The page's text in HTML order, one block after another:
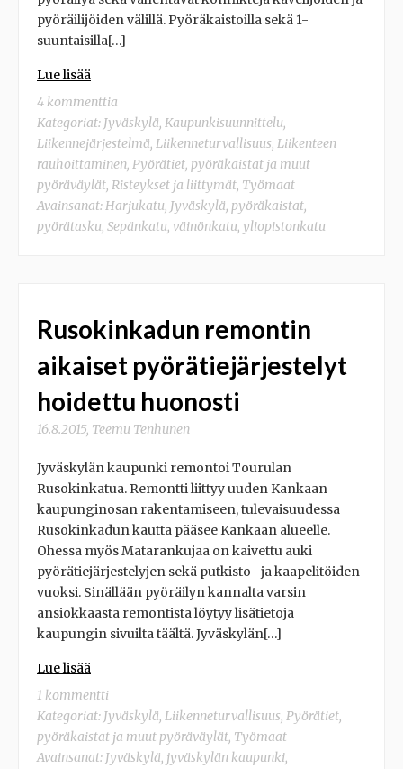
pyöräilijöiden välillä. Pyöräkaistoilla sekä 1-
suuntaisilla[…]
Lue lisää
4 kommenttia
Kategoriat: Jyväskylä, Kaupunkisuunnittelu,
Liikennejärjestelmä, Liikenneturvallisuus, Liikenteen
rauhoittaminen, Pyörätiet, pyöräkaistat ja muut
pyöräväylät, Risteykset ja liittymät, Työmaat
Avainsanat:Harjukatu, Jyväskylä, pyöräkaistat,
pyörätasku, Sepänkatu, väinönkatu, yliopistonkatu
Rusokinkadun remontin
aikaiset pyörätiejärjestelyt
hoidettu huonosti
16.8.2015, Teemu Tenhunen
Jyväskylän kaupunki remontoi Tourulan
Rusokinkatua. Remontti liittyy uuden Kankaan
kaupunginosan rakentamiseen, tulevaisuudessa
Rusokinkadun kautta pääsee Kankaan alueelle.
Ohessa myös Matarankujaa on kaivettu auki
pyörätiejärjestelyjen sekä putkisto- ja kaapelitöiden
vuoksi. Sinällään pyöräilyn kannalta varsin
ansiokkaasta remontista löytyy lisätietoja
kaupungin sivuilta täältä. Jyväskylän[…]
Lue lisää
1 kommentti
Kategoriat: Jyväskylä, Liikenneturvallisuus, Pyörätiet,
pyöräkaistat ja muut pyöräväylät, Työmaat
Avainsanat: Jyväskylä, jyväskylän kaupunki,